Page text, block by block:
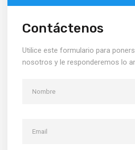
Contáctenos
Utilice este formulario para
nosotros y le responderemos lo